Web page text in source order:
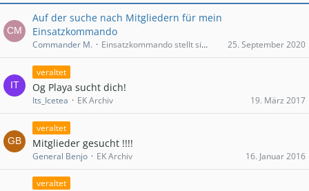
Auf der suche nach Mitgliedern für mein
Einsatzkommando
Commander M. Einsatzkommando stellt sich vor 25. September 2020
veraltet
Og Playa sucht dich!
Its_Icetea EK Archiv 19. März 2017
veraltet
Mitglieder gesucht !!!!
General Benjo EK Archiv 16. Januar 2016
veraltet